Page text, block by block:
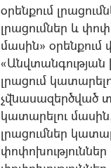
օրենքում
լրացումներ և
մասին» օրենքում
«Անվտանգության
լրացում
չվնասազերծված
կատարելու
լրացումներ